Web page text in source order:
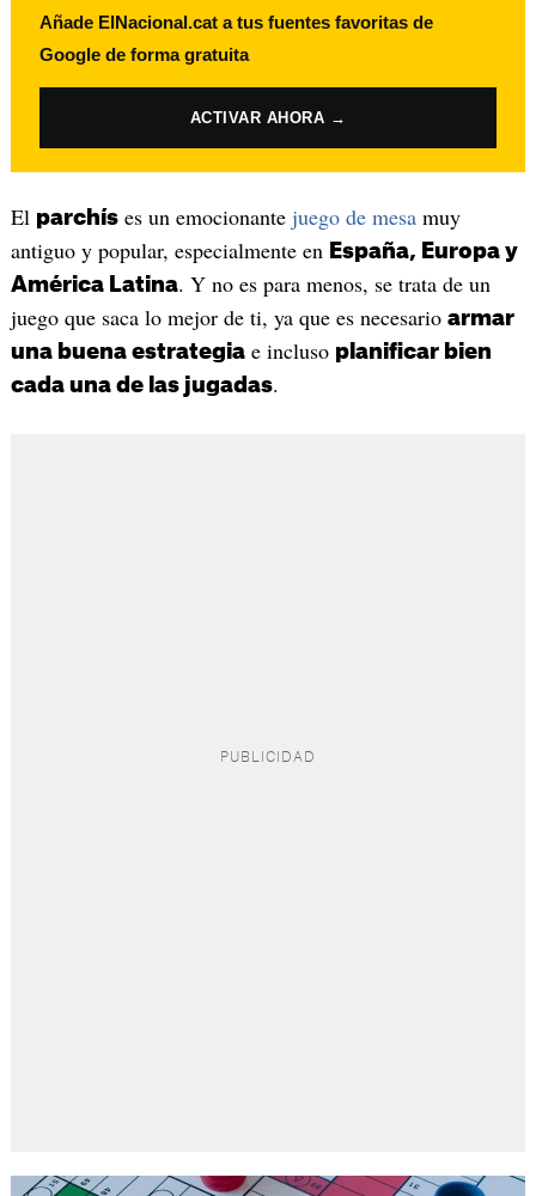
Añade ElNacional.cat a tus fuentes favoritas de
Google de forma gratuita
ACTIVAR AHORA →
El parchíses un emocionante juego de mesamuy
antiguo y popular, especialmente en España, Europa y
América Latina. Y no es para menos, se trata de un
juego que saca lo mejor de ti, ya que es necesario armar
una buena estrategiae incluso planificar bien
cada una de las jugadas.